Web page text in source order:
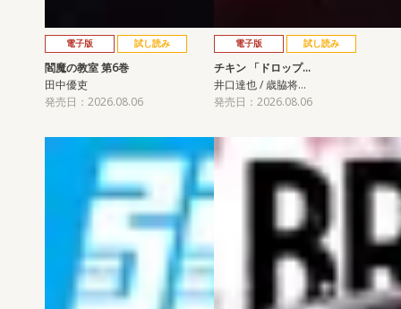
電子版 試し読み
閻魔の教室 第6巻
田中優吏
発売日：2026.08.06
電子版 試し読み
チキン 「ドロップ…
井口達也 / 歳脇将…
発売日：2026.08.06